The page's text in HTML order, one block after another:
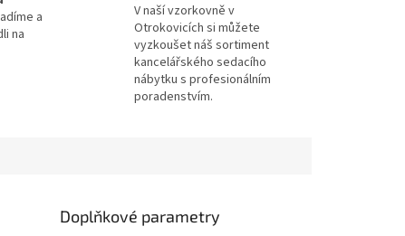
a
na
V naší vzorkovně v
Otrokovicích si můžete
vyzkoušet náš sortiment
kancelářského sedacího
nábytku s profesionálním
poradenstvím.
Doplňkové parametry